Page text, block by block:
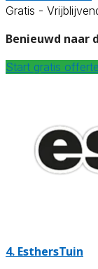
Gratis -
Benieuwd naar
Start gratis
4. EsthersTuin